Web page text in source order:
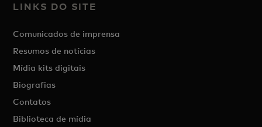
LINKS DO SITE
Comunicados de imprensa
Resumos de notícias
Mídia kits digitais
Biografias
Contatos
Biblioteca de mídia